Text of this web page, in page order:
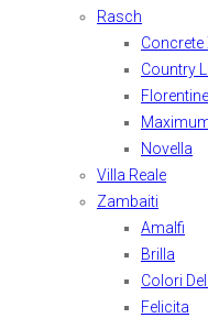
Rasch
Concrete
Country
Novella
Villa Reale
Zambaiti
Amalfi
Brilla
Colori
Felicita